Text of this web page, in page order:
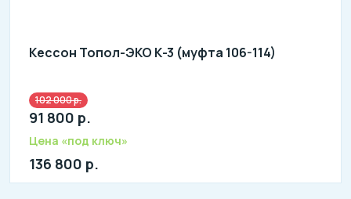
Кессон Топол-ЭКО К-3 (муфта 106-114)
102 000 р.
91 800 р.
Цена «под ключ»
136 800 р.